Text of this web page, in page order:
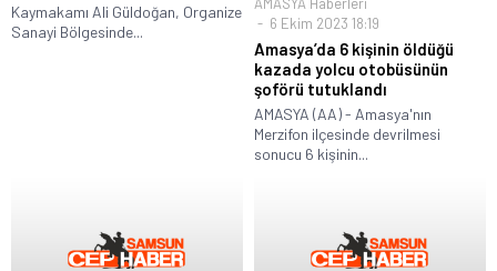
Kaymakamı Ali Güldoğan, Organize
Sanayi Bölgesinde...
6 Ekim 2023 18:19
Amasya’da 6 kişinin öldüğü
kazada yolcu otobüsünün
şoförü tutuklandı
AMASYA (AA) - Amasya'nın
Merzifon ilçesinde devrilmesi
sonucu 6 kişinin...